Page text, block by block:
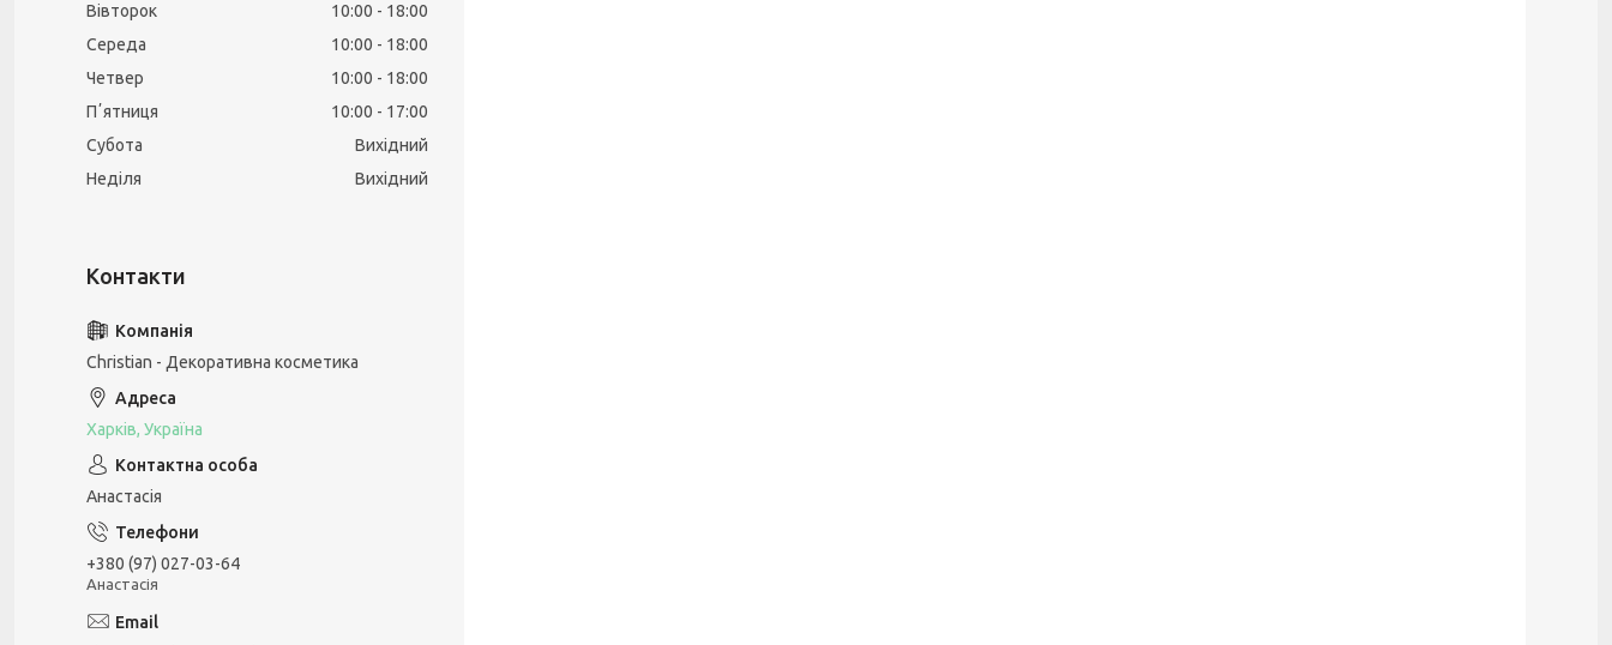
Вівторок
10:00
18:00
Середа
10:00
18:00
Четвер
10:00
18:00
Пʼятниця
10:00
17:00
Субота
Вихідний
Неділя
Вихідний
Christian - Декоративна косметика
Харків, Україна
Анастасія
+380 (97) 027-03-64
Анастасія